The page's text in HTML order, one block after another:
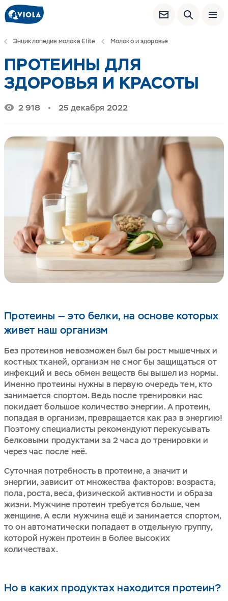
Энциклопедия молока Elite Молоко и здоровье
ПРОТЕИНЫ ДЛЯ
ЗДОРОВЬЯ И КРАСОТЫ
2 918 25 декабря 2022
Протеины — это белки, на основе которых
живет наш организм
Без протеинов невозможен был бы рост мышечных и
костных тканей, организм не смог бы защищаться от
инфекций и весь обмен веществ бы вышел из нормы.
Именно протеины нужны в первую очередь тем, кто
занимается спортом. Ведь после тренировки нас
покидает большое количество энергии. А протеин,
попадая в организм, превращается как раз в энергию!
Поэтому специалисты рекомендуют перекусывать
белковыми продуктами за 2 часа до тренировки и
через час после неё.
Суточная потребность в протеине, а значит и
энергии, зависит от множества факторов: возраста,
пола, роста, веса, физической активности и образа
жизни. Мужчине протеин требуется больше, чем
женщине. А если мужчина ещё и занимается спортом,
то он автоматически попадает в отдельную группу,
которой нужен протеин в более высоких
количествах.
Но в каких продуктах находится протеин?